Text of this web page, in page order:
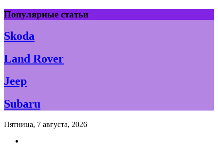
Skip
to
content
Популярные статьи
Skoda
Land Rover
Jeep
Subaru
Пятница, 7 августа, 2026